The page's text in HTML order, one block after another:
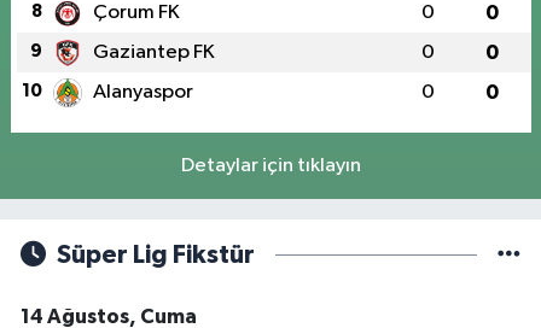
8 Çorum FK 0 0
9 Gaziantep FK 0 0
10 Alanyaspor 0 0
Detaylar için tıklayın
Süper Lig Fikstür
14 Ağustos, Cuma